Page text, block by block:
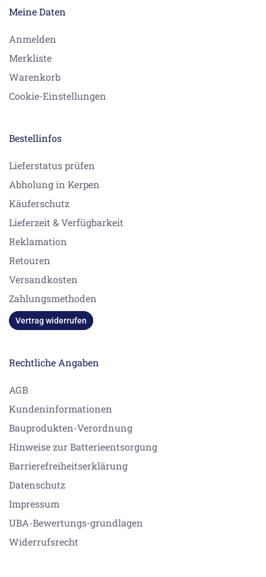
Meine Daten
Anmelden
Merkliste
Warenkorb
Cookie-Einstellungen
Bestellinfos
Lieferstatus prüfen
Abholung in Kerpen
Käuferschutz
Lieferzeit & Verfügbarkeit
Reklamation
Retouren
Versandkosten
Zahlungsmethoden
Vertrag widerrufen
Rechtliche Angaben
AGB
Kundeninformationen
Bauprodukten-Verordnung
Hinweise zur Batterieentsorgung
Barrierefreiheitserklärung
Datenschutz
Impressum
UBA-Bewertungs-grundlagen
Widerrufsrecht